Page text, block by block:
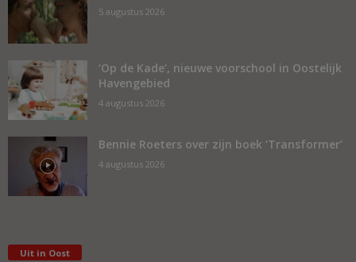
5 augustus 2026
‘Op de Kade’, nieuwe voorschool in Oostelijk
Havengebied
4 augustus 2026
Bennie Roeters over zijn boek ‘Transformer’
4 augustus 2026
Uit in Oost